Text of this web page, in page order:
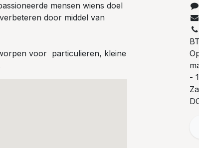
mensen wiens doel
door middel van
voor particulieren, kleine
-